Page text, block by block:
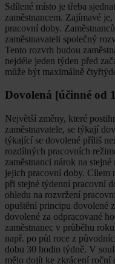
Sdílené místo je třeba
zaměstnancem. Zajímavé
pracovní doby.
zaměstnavateli společný
Tento rozvrh budou
nejdéle jeden týden před
může být maximálně
Dovolená [účinné od
Největší změny, které
zaměstnavatele, se týkají
týkající se dovolené příliš
rozdílných pracovních
zaměstnanci nárok na
jejich pracovní doby. Cílem
při stejné týdenní pracovní
ohledu na rozvržení
opuštění principu dovolené
dovolené za odpracované
zaměstnanec v průběhu
např. po půl roce z
dobu 30 hodin týdně. V
mělo dojít ke zkrácení